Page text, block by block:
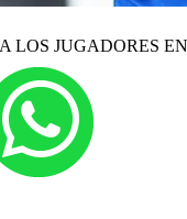
LOS JUGADORES